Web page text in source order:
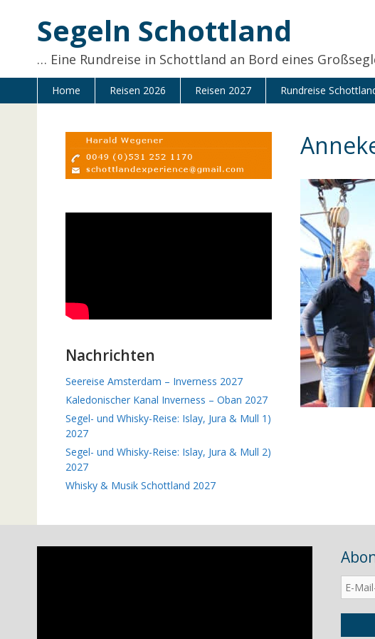
springenSegeln Schottland
… Eine Rundreise in Schottland an Bord eines
Home Reisen 2026 Reisen 2027 Rundreise
Nachrichten
Seereise Amsterdam – Inverness 2027
Kaledonischer Kanal Inverness – Oban 2027
Segel- und Whisky-Reise: Islay, Jura & Mull 1)
2027
Segel- und Whisky-Reise: Islay, Jura & Mull 2)
2027
Whisky & Musik Schottland 2027